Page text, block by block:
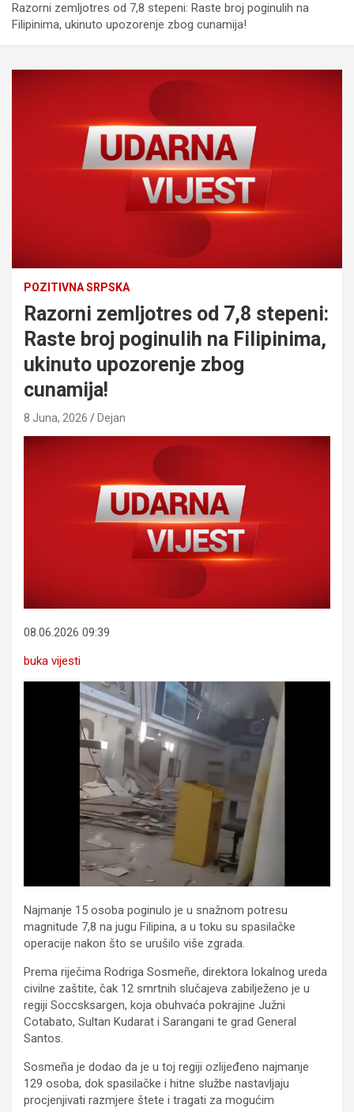
Razorni zemljotres od 7,8 stepeni: Raste broj poginulih na
Filipinima, ukinuto upozorenje zbog cunamija!
POZITIVNA SRPSKA
Razorni zemljotres od 7,8 stepeni:
Raste broj poginulih na Filipinima,
ukinuto upozorenje zbog
cunamija!
8 Juna, 2026 Dejan
08.06.2026 09:39
buka vijesti
Najmanje 15 osoba poginulo je u snažnom potresu
magnitude 7,8 na jugu Filipina, a u toku su spasilačke
operacije nakon što se urušilo više zgrada.
Prema riječima Rodriga Sosmeñe, direktora lokalnog ureda
civilne zaštite, čak 12 smrtnih slučajeva zabilježeno je u
regiji Soccsksargen, koja obuhvaća pokrajine Južni
Cotabato, Sultan Kudarat i Sarangani te grad General
Santos.
Sosmeña je dodao da je u toj regiji ozlijeđeno najmanje
129 osoba, dok spasilačke i hitne službe nastavljaju
procjenjivati razmjere štete i tragati za mogućim